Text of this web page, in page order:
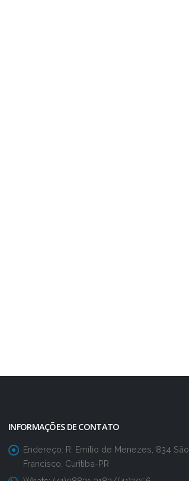
INFORMAÇÕES DE CONTATO
Endereço: R. Emílio de Menezes, 834 São
Francisco, Curitiba-PR